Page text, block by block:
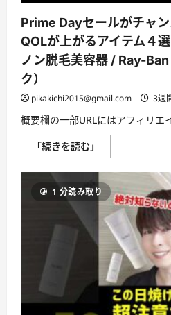
解
説！
#shorts
｜
資
生
堂
い
て
さ
ら
に
Prime Dayセールがチャ
QOLが上がるアイテム４
ノン脱毛美容器 / Ray-
ク）
pikakichi2015@gmail.com 3週
概要欄の一部URLにはアフィリエ
「続きを読む」
Day
ー
ル
が
チ
ャ
ン
ス。
い
け
ど
QOL
1 分読み取り